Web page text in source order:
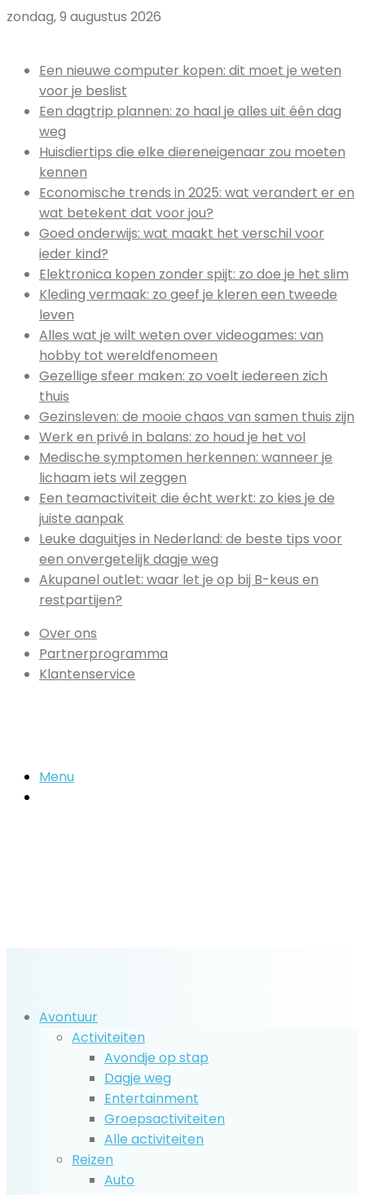
zondag, 9 augustus 2026
Een nieuwe computer kopen: dit moet je weten
voor je beslist
Een dagtrip plannen: zo haal je alles uit één dag
weg
Huisdiertips die elke diereneigenaar zou moeten
kennen
Economische trends in 2025: wat verandert er en
wat betekent dat voor jou?
Goed onderwijs: wat maakt het verschil voor
ieder kind?
Elektronica kopen zonder spijt: zo doe je het slim
Kleding vermaak: zo geef je kleren een tweede
leven
Alles wat je wilt weten over videogames: van
hobby tot wereldfenomeen
Gezellige sfeer maken: zo voelt iedereen zich
thuis
Gezinsleven: de mooie chaos van samen thuis zijn
Werk en privé in balans: zo houd je het vol
Medische symptomen herkennen: wanneer je
lichaam iets wil zeggen
Een teamactiviteit die écht werkt: zo kies je de
juiste aanpak
Leuke daguitjes in Nederland: de beste tips voor
een onvergetelijk dagje weg
Akupanel outlet: waar let je op bij B-keus en
restpartijen?
Over ons
Partnerprogramma
Klantenservice
Menu
Avontuur
Activiteiten
Avondje op stap
Dagje weg
Entertainment
Groepsactiviteiten
Alle activiteiten
Reizen
Auto